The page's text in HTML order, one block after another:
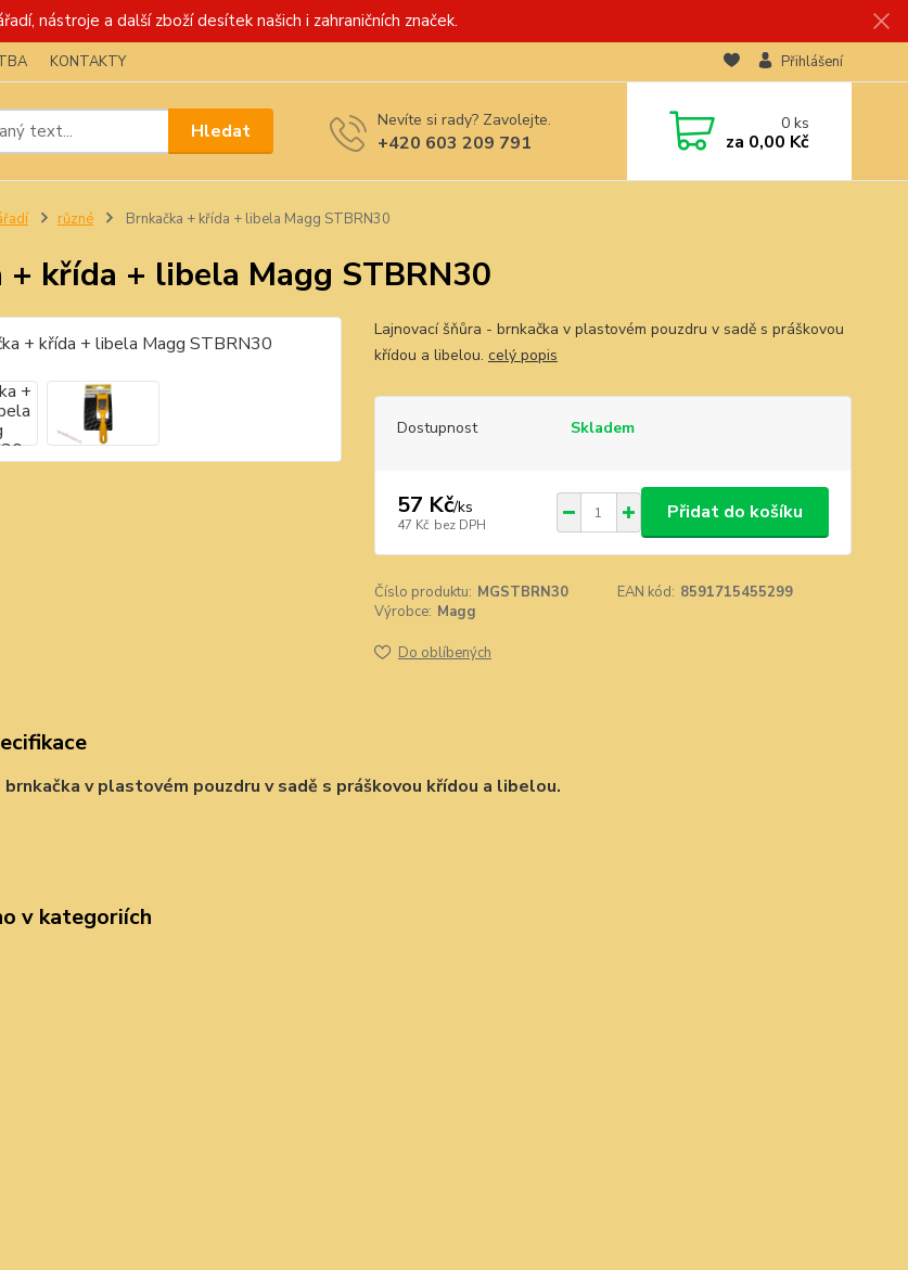
nástroje a další zboží desítek našich i zahraničních značek.
KONTAKTY Přihlášení
Hledat Nevíte si rady? Zavolejte.
+420 603 209 791
0ks
za 0,00 Kč
různé Brnkačka + křída + libela Magg STBRN30
+ křída + libela Magg STBRN30
Lajnovací šňůra - brnkačka v plastovém pouzdru v sadě s práškovou
křídou a libelou. celý popis
Dostupnost Skladem
57 Kč/ks
47 Kč bez DPH
Přidat do košíku
Číslo produktu: MGSTBRN30 EAN kód: 8591715455299
Výrobce: Magg
Do oblíbených
brnkačka v plastovém pouzdru v sadě s práškovou křídou a libelou.
v kategoriích